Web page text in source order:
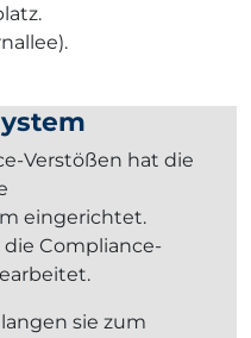
Verstößen hat die
eingerichtet.
Compliance-
sie zum